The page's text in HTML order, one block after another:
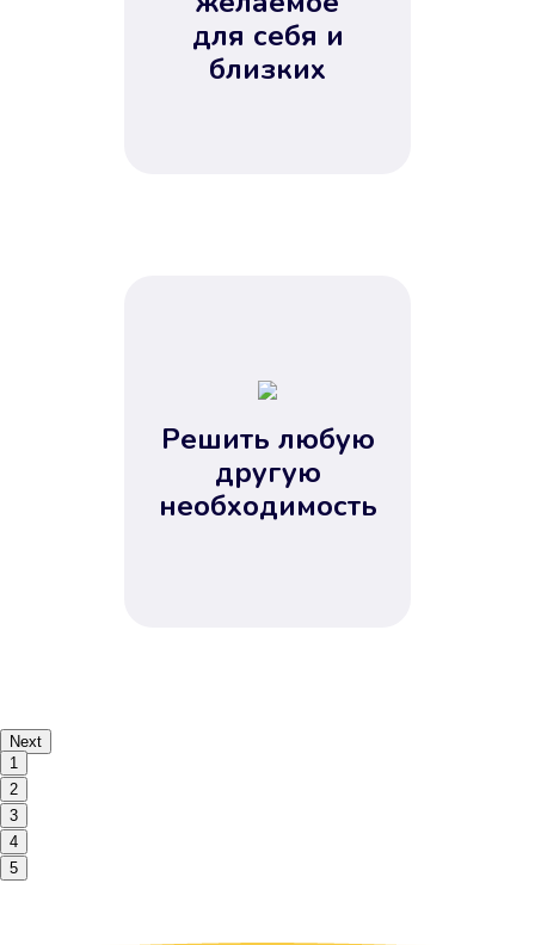
для себя и
близких
Решить любую
другую
необходимость
Next
1
2
3
4
5